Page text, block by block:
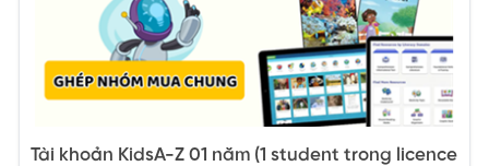
Tài khoản KidsA-Z 01 năm (1 student trong licence